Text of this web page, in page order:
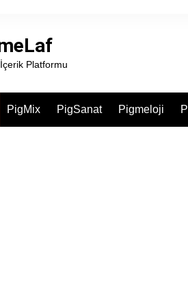
Platformu
PigMix PigSanat Pigmeloji